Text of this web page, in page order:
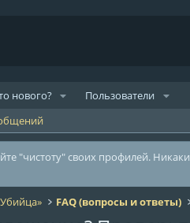
нового? Пользователи
"чистоту" своих профилей.
FAQ (вопросы и ответы)